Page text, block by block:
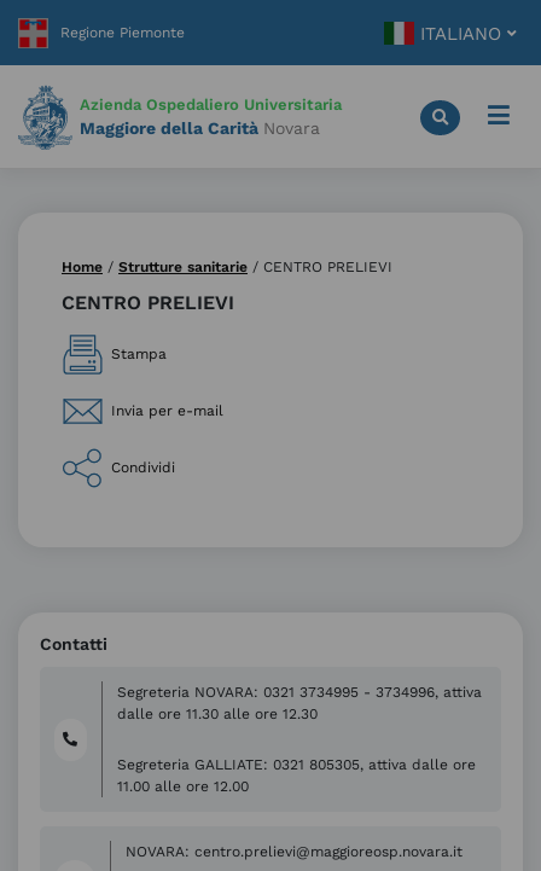
contenuto
ITALIANO
Azienda Ospedaliero Universitaria
Maggiore della Carità Novara
Home / Strutture sanitarie / CENTRO PRELIEVI
CENTRO PRELIEVI
Stampa
Invia per e-mail
Condividi
Contatti
Segreteria NOVARA: 0321 3734995 - 3734996, attiva
dalle ore 11.30 alle ore 12.30
Segreteria GALLIATE: 0321 805305, attiva dalle ore
11.00 alle ore 12.00
NOVARA: centro.prelievi@maggioreosp.novara.it